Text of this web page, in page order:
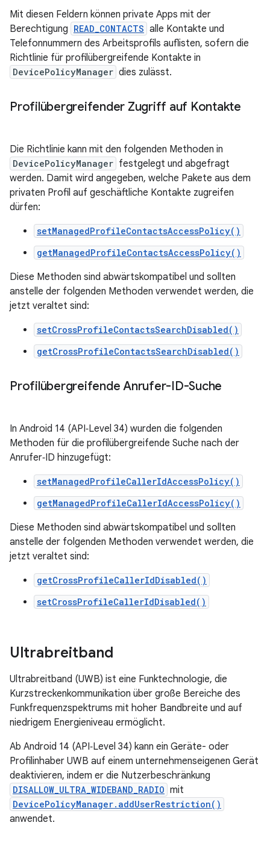
Mit diesen Feldern können private Apps mit der
Berechtigung READ_CONTACTS alle Kontakte und
Telefonnummern des Arbeitsprofils auflisten, sofern die
Richtlinie für profilübergreifende Kontakte in
DevicePolicyManager dies zulässt.
Profilübergreifender Zugriff auf Kontakte
Die Richtlinie kann mit den folgenden Methoden in
DevicePolicyManager festgelegt und abgefragt
werden. Damit wird angegeben, welche Pakete aus dem
privaten Profil auf geschäftliche Kontakte zugreifen
dürfen:
setManagedProfileContactsAccessPolicy()
getManagedProfileContactsAccessPolicy()
Diese Methoden sind abwärtskompatibel und sollten
anstelle der folgenden Methoden verwendet werden, die
jetzt veraltet sind:
setCrossProfileContactsSearchDisabled()
getCrossProfileContactsSearchDisabled()
Profilübergreifende Anrufer-ID-Suche
In Android 14 (API‑Level 34) wurden die folgenden
Methoden für die profilübergreifende Suche nach der
Anrufer‑ID hinzugefügt:
setManagedProfileCallerIdAccessPolicy()
getManagedProfileCallerIdAccessPolicy()
Diese Methoden sind abwärtskompatibel und sollten
anstelle der folgenden Methoden verwendet werden, die
jetzt veraltet sind:
getCrossProfileCallerIdDisabled()
setCrossProfileCallerIdDisabled()
Ultrabreitband
Ultrabreitband (UWB) ist eine Funktechnologie, die
Kurzstreckenkommunikation über große Bereiche des
Funkfrequenzspektrums mit hoher Bandbreite und auf
niedrigem Energieniveau ermöglicht.
Ab Android 14 (API‑Level 34) kann ein Geräte- oder
Profilinhaber UWB auf einem unternehmenseigenen Gerät
deaktivieren, indem er die Nutzerbeschränkung
DISALLOW_ULTRA_WIDEBAND_RADIO mit
DevicePolicyManager.addUserRestriction()
anwendet.